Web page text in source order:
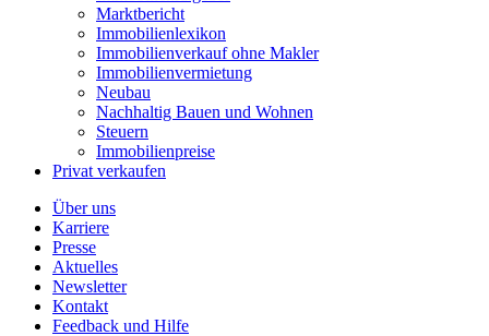
Marktbericht
Immobilienlexikon
Immobilienverkauf ohne Makler
Immobilienvermietung
Neubau
Nachhaltig Bauen und Wohnen
Steuern
Immobilienpreise
Privat verkaufen
Über uns
Karriere
Presse
Aktuelles
Newsletter
Kontakt
Feedback und Hilfe